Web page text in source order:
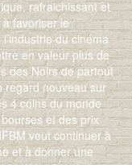
rafraichissant et
favoriser le
du cinéma
en valeur plus de
des Noirs de partout
regard nouveau sur
4 coins du monde
et des prix
veut continuer à
et à donner une